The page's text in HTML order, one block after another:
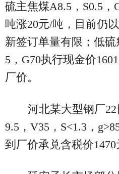
硫主焦煤A8.5，S0.5，
吨涨20元/吨，目前仍
新签订单量有限；低
5，G70执行现金价
厂价。
河北某大型钢厂
9.5，V35，S<1.3，
到厂价承兑含税价1470